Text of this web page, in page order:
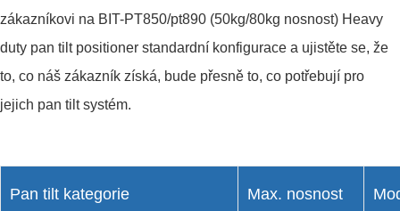
zákazníkovi na BIT-PT850/pt890 (50kg/80kg nosnost) Heavy
duty pan tilt positioner standardní konfigurace a ujistěte se, že
to, co náš zákazník získá, bude přesně to, co potřebují pro
jejich pan tilt systém.
Pan tilt kategorie Max. nosnost